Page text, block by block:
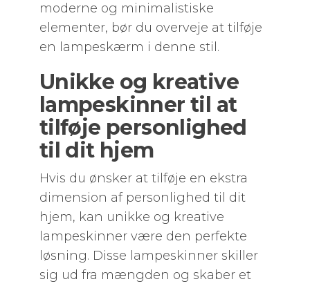
moderne og minimalistiske
elementer, bør du overveje at tilføje
en lampeskærm i denne stil.
Unikke og kreative
lampeskinner til at
tilføje personlighed
til dit hjem
Hvis du ønsker at tilføje en ekstra
dimension af personlighed til dit
hjem, kan unikke og kreative
lampeskinner være den perfekte
løsning. Disse lampeskinner skiller
sig ud fra mængden og skaber et